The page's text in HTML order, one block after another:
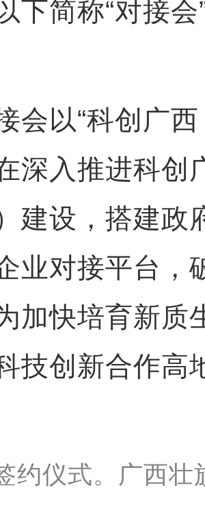
下简称“对接
以“科创广西
深入推进科创
建设，搭建
业对接平台，
加快培育新质
技创新合作高